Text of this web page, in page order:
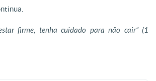
firme, tenha cuidado para não cair” (1